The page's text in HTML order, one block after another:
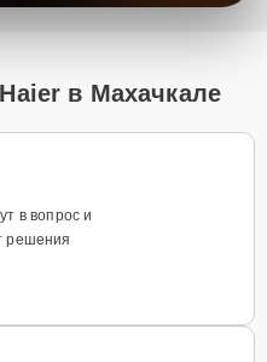
в Махачкале
в вопрос и
решения